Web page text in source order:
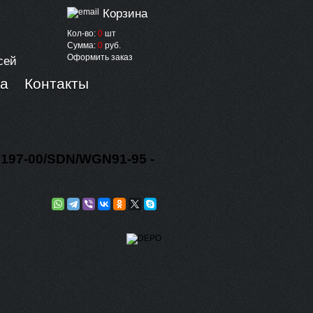
Корзина
Кол-во: 0 шт
Сумма: 0 руб.
Оформить заказ
Контакты
00/SDN/WGN91-95 -